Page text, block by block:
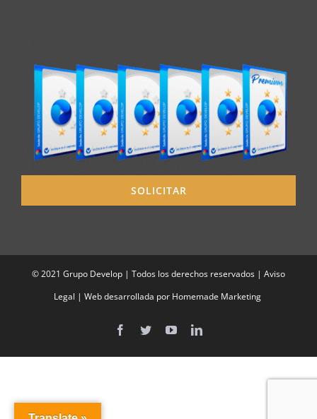
SOLICITAR
© 2021 Grupo Develop | Todos los derechos reservados | Aviso
Legal | Web desarrollada por Homemade Marketing
Facebook
TwitterYouTubeLinkedIn